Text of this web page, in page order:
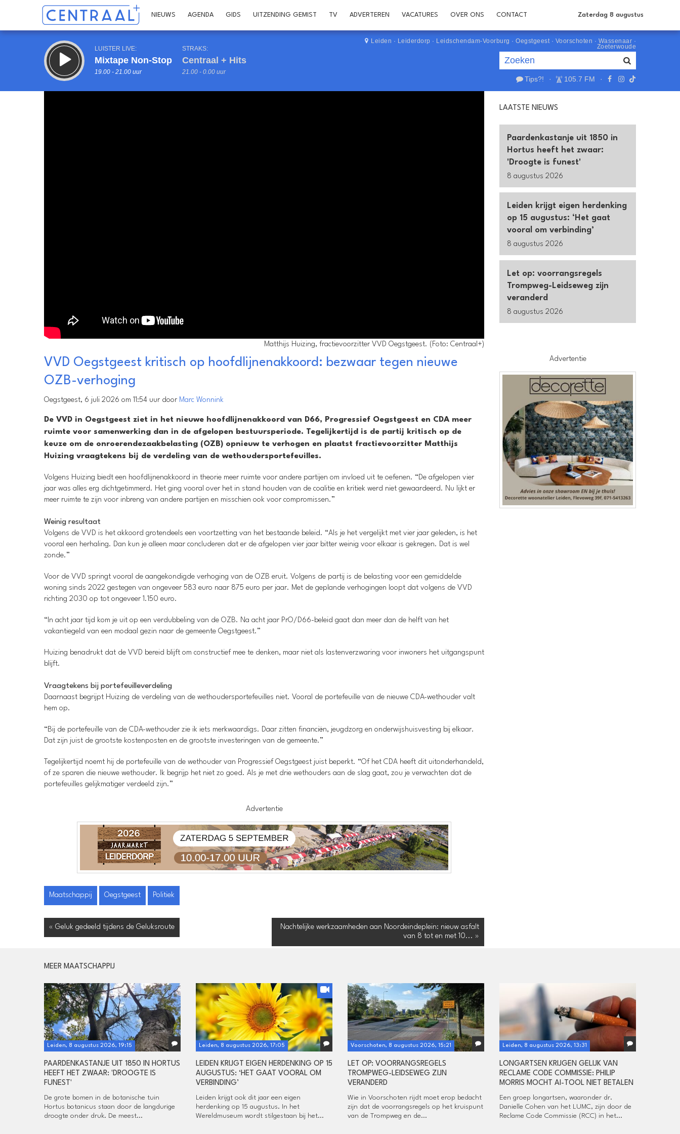
NIEUWS AGENDA GIDS UITZENDING GEMIST TV ADVERTEREN VACATURES OVER ONS CONTACT Zaterdag 8 augustus
LUISTER LIVE:
Mixtape Non-Stop
19.00 - 21.00 uur
STRAKS:
Centraal + Hits
21.00 - 0.00 uur
Leiden · Leiderdorp · Leidschendam-Voorburg · Oegstgeest· Voorschoten · Wassenaar ·
Zoeterwoude
Tips?! · 105.7 FM ·
Matthijs Huizing, fractievoorzitter VVD Oegstgeest. (Foto: Centraal+)
VVD Oegstgeest kritisch op hoofdlijnenakkoord: bezwaar tegen nieuwe
OZB-verhoging
Oegstgeest, 6 juli 2026 om 11:54 uur door Marc Wonnink
De VVD in Oegstgeest ziet in het nieuwe hoofdlijnenakkoord van D66, Progressief Oegstgeest en CDA meer
ruimte voor samenwerking dan in de afgelopen bestuursperiode. Tegelijkertijd is de partij kritisch op de
keuze om de onroerendezaakbelasting (OZB) opnieuw te verhogen en plaatst fractievoorzitter Matthijs
Huizing vraagtekens bij de verdeling van de wethoudersportefeuilles.
Volgens Huizing biedt een hoofdlijnenakkoord in theorie meer ruimte voor andere partijen om invloed uit te oefenen. “De afgelopen vier
jaar was alles erg dichtgetimmerd. Het ging vooral over het in stand houden van de coalitie en kritiek werd niet gewaardeerd. Nu lijkt er
meer ruimte te zijn voor inbreng van andere partijen en misschien ook voor compromissen.”
Weinig resultaat
Volgens de VVD is het akkoord grotendeels een voortzetting van het bestaande beleid. “Als je het vergelijkt met vier jaar geleden, is het
vooral een herhaling. Dan kun je alleen maar concluderen dat er de afgelopen vier jaar bitter weinig voor elkaar is gekregen. Dat is wel
zonde.”
Voor de VVD springt vooral de aangekondigde verhoging van de OZB eruit. Volgens de partij is de belasting voor een gemiddelde
woning sinds 2022 gestegen van ongeveer 583 euro naar 875 euro per jaar. Met de geplande verhogingen loopt dat volgens de VVD
richting 2030 op tot ongeveer 1.150 euro.
“In acht jaar tijd kom je uit op een verdubbeling van de OZB. Na acht jaar PrO/D66-beleid gaat dan meer dan de helft van het
vakantiegeld van een modaal gezin naar de gemeente Oegstgeest.”
Huizing benadrukt dat de VVD bereid blijft om constructief mee te denken, maar niet als lastenverzwaring voor inwoners het uitgangspunt
blijft.
Vraagtekens bij portefeuilleverdeling
Daarnaast begrijpt Huizing de verdeling van de wethoudersportefeuilles niet. Vooral de portefeuille van de nieuwe CDA-wethouder valt
hem op.
“Bij de portefeuille van de CDA-wethouder zie ik iets merkwaardigs. Daar zitten financiën, jeugdzorg en onderwijshuisvesting bij elkaar.
Dat zijn juist de grootste kostenposten en de grootste investeringen van de gemeente.”
Tegelijkertijd noemt hij de portefeuille van de wethouder van Progressief Oegstgeest juist beperkt. “Of het CDA heeft dit uitonderhandeld,
of ze sparen die nieuwe wethouder. Ik begrijp het niet zo goed. Als je met drie wethouders aan de slag gaat, zou je verwachten dat de
portefeuilles gelijkmatiger verdeeld zijn.”
Advertentie
Maatschappij Oegstgeest Politiek
« Geluk gedeeld tijdens de Geluksroute
Nachtelijke werkzaamheden aan Noordeindeplein: nieuw asfalt
van 8 tot en met 10... »
LAATSTE NIEUWS
Paardenkastanje uit 1850 in
Hortus heeft het zwaar:
'Droogte is funest'
8 augustus 2026
Leiden krijgt eigen herdenking
op 15 augustus: ‘Het gaat
vooral om verbinding’
8 augustus 2026
Let op: voorrangsregels
Trompweg-Leidseweg zijn
veranderd
8 augustus 2026
Advertentie
MEER MAATSCHAPPIJ
Leiden, 8 augustus 2026, 19:15
PAARDENKASTANJE UIT 1850 IN HORTUS
HEEFT HET ZWAAR: 'DROOGTE IS
FUNEST'
De grote bomen in de botanische tuin
Hortus botanicus staan door de langdurige
droogte onder druk. De meest...
Leiden, 8 augustus 2026, 17:05
LEIDEN KRIJGT EIGEN HERDENKING OP 15
AUGUSTUS: ‘HET GAAT VOORAL OM
VERBINDING’
Leiden krijgt ook dit jaar een eigen
herdenking op 15 augustus. In het
Wereldmuseum wordt stilgestaan bij het...
Voorschoten, 8 augustus 2026, 15:21
LET OP: VOORRANGSREGELS
TROMPWEG-LEIDSEWEG ZIJN
VERANDERD
Wie in Voorschoten rijdt moet erop bedacht
zijn dat de voorrangsregels op het kruispunt
van de Trompweg en de...
Leiden, 8 augustus 2026, 13:31
LONGARTSEN KRIJGEN GELIJK VAN
RECLAME CODE COMMISSIE: PHILIP
MORRIS MOCHT AI-TOOL NIET BETALEN
Een groep longartsen, waaronder dr.
Danielle Cohen van het LUMC, zijn door de
Reclame Code Commissie (RCC) in het...